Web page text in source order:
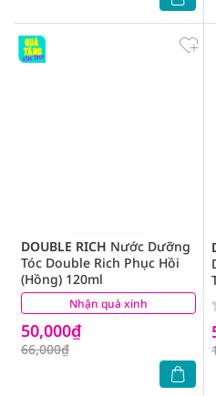
Nhận quà xinh
DOUBLE RICH Nước Dưỡng
Tóc Double Rich Phục Hồi
(Hồng) 120ml
50,000₫
66,000₫
(2)